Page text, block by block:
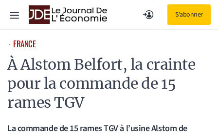
S'abonner
Menu
⋅ FRANCE
À Alstom Belfort, la crainte
pour la commande de 15
rames TGV
La commande de 15 rames TGV à l’usine Alstom de